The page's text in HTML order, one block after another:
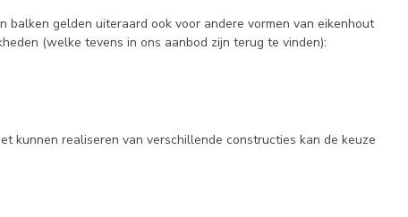
gelden uiteraard ook voor andere vormen van eikenhout
(welke tevens in ons aanbod zijn terug te vinden):
kunnen realiseren van verschillende constructies kan de keuze